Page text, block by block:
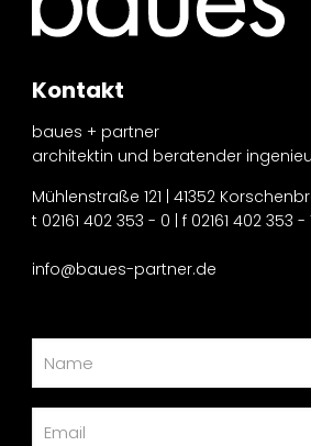
Kontakt
baues + partner
architektin und beratender
Mühlenstraße 121 | 41352
t 02161 402 353 - 0 | f 02161 402 353 -
info@baues-partner.de
B
t